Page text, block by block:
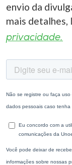
envio da
mais detalhes,
privacidade.